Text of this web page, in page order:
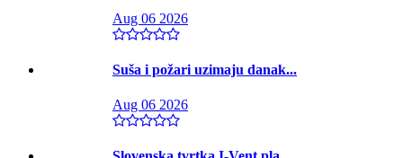
Aug 06 2026
Suša i požari uzimaju danak...
Aug 06 2026